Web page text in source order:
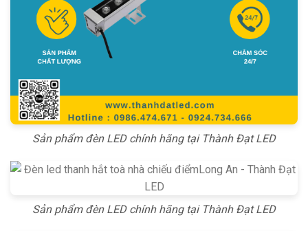
Sản phẩm đèn LED chính hãng tại Thành Đạt LED
Sản phẩm đèn LED chính hãng tại Thành Đạt LED